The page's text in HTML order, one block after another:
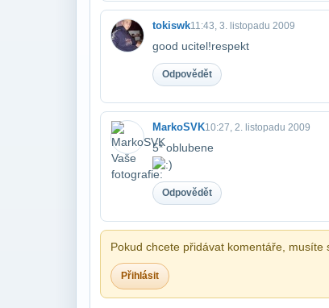
tokiswk11:43, 3. listopadu 2009
good ucitel!respekt
Odpovědět
MarkoSVK10:27, 2. listopadu 2009
5* oblubene
Odpovědět
Pokud chcete přidávat komentáře, musíte
Přihlásit